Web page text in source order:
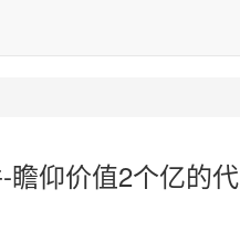
瞻仰价值2个亿的代